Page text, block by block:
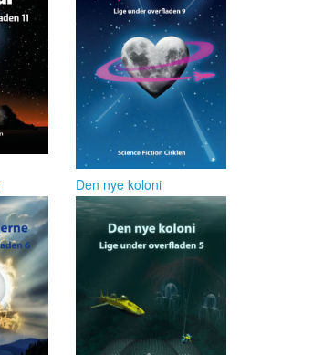
Den nye koloni